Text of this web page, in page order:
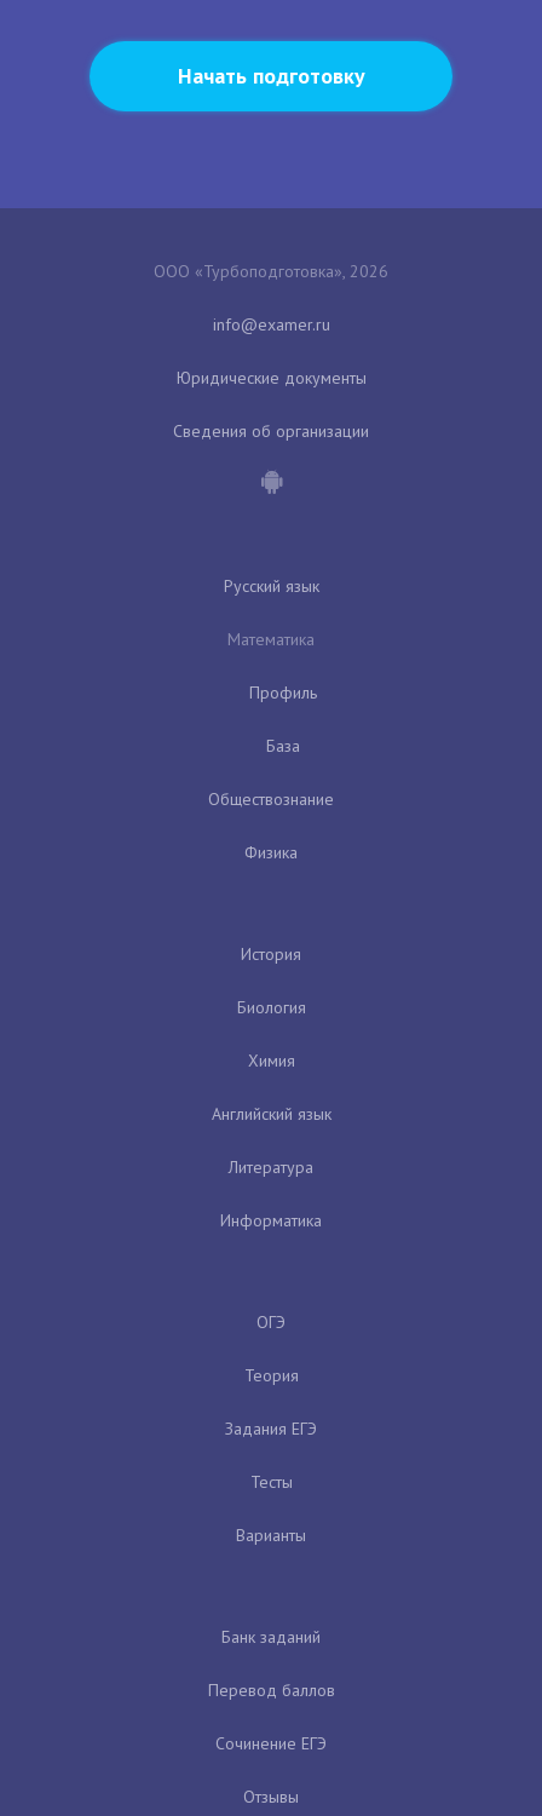
Начать подготовку
ООО «Турбоподготовка», 2026
Юридические документы
Сведения об организации
Русский язык
Математика
Профиль
База
Обществознание
Физика
История
Биология
Химия
Английский язык
Литература
Информатика
ОГЭ
Теория
Задания ЕГЭ
Тесты
Варианты
Банк заданий
Перевод баллов
Сочинение ЕГЭ
Отзывы